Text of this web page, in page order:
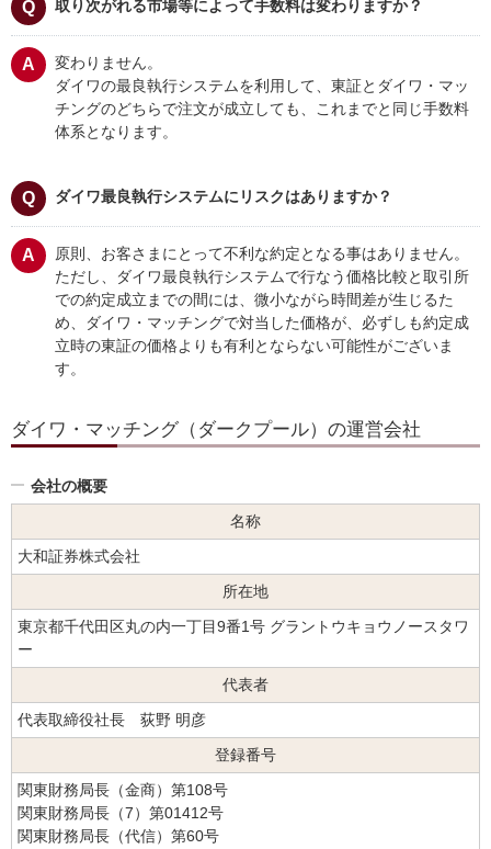
取り次がれる市場等によって手数料は変わりますか？
変わりません。
ダイワの最良執行システムを利用して、東証とダイワ・マッ
チングのどちらで注文が成立しても、これまでと同じ手数料
体系となります。
ダイワ最良執行システムにリスクはありますか？
原則、お客さまにとって不利な約定となる事はありません。
ただし、ダイワ最良執行システムで行なう価格比較と取引所
での約定成立までの間には、微小ながら時間差が生じるた
め、ダイワ・マッチングで対当した価格が、必ずしも約定成
立時の東証の価格よりも有利とならない可能性がございま
す。
ダイワ・マッチング（ダークプール）の運営会社
会社の概要
名称
大和証券株式会社
所在地
東京都千代田区丸の内一丁目9番1号 グラントウキョウノースタワ
ー
代表者
代表取締役社長 荻野 明彦
登録番号
関東財務局長（金商）第108号
関東財務局長（7）第01412号
関東財務局長（代信）第60号